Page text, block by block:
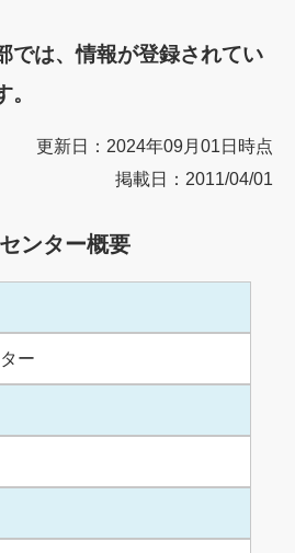
では、情報が登録されてい
更新日：2024年09月01日時点
掲載日：2011/04/01
ンター概要
ー